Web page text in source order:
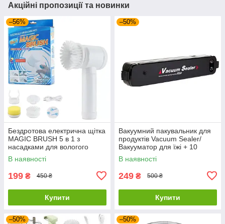
Акційні пропозиції та новинки
–56%
Бездротова електрична щітка
MAGIC BRUSH 5 в 1 з
насадками для вологого
прибирання
В наявності
199 ₴ 450 ₴
Купити
–50%
Вакуумний пакувальник для
продуктів Vacuum Sealer/
Вакууматор для їжі + 10
пакетів
В наявності
249 ₴ 500 ₴
Купити
–50% –50%